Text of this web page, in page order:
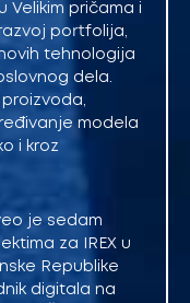
Velikim pričama i
portfolija,
tehnologija
dela.
modela
i kroz
je sedam
za IREX u
Republike
digitala na